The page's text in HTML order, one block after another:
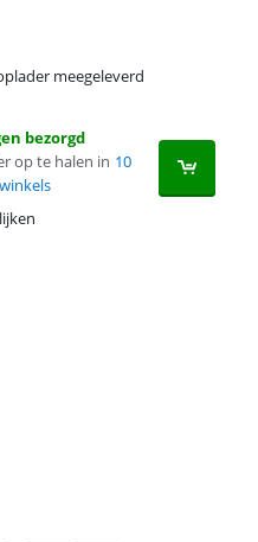
meegeleverd
bezorgd
op te halen in 10